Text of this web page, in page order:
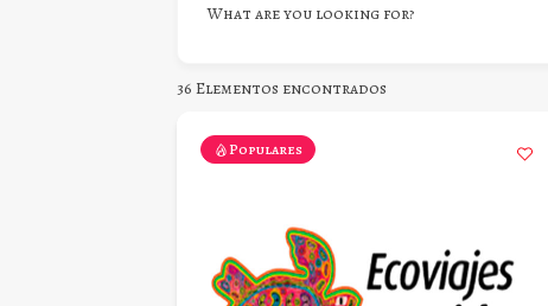
What are you looking for?
36 Elementos encontrados
Populares